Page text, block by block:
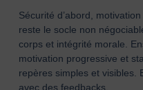
Sécurité d’abord,
reste le socle non
corps et intégrité morale.
motivation progressive et
repères simples et visibles.
avec des feedbacks.